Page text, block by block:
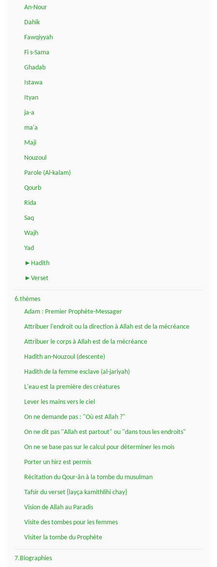
An-Nour
Dahik
Fawqiyyah
Fi s-Sama
Ghadab
Istawa
Ityan
ja-a
ma'a
Maji
Nouzoul
Parole (Al-kalam)
Qourb
Rida
Saq
Wajh
Yad
►Hadith
►Verset
6.thèmes
Adam : Premier Prophète-Messager
Attribuer l'endroit ou la direction à Allah est de la mécréance
Attribuer le corps à Allah est de la mécréance
Hadith an-Nouzoul (descente)
Hadith de la femme esclave (al-jariyah)
L'eau est la première des créatures
Lever les mains vers le ciel
On ne demande pas : "Où est Allah ?"
On ne dit pas "Allah est partout" ou "dans tous les endroits"
On ne se base pas sur le calcul pour déterminer les mois
Porter un hirz est permis
Récitation du Qour-ân à la tombe du musulman
Tafsir du verset {layça kamithlihi chay}
Vision de Allah au Paradis
Visite des tombes pour les femmes
Visiter la tombe du Prophète
7.Biographies